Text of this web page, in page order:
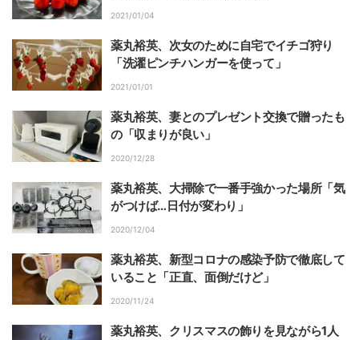
2021/01/04
薬丸裕英、次女のために自宅でイチゴ狩り
「洗濯ピンチハンガーを使って」
2021/01/01
薬丸裕英、妻とのプレゼント交換で贈ったも
の「収まりが良い」
2020/12/28
薬丸裕英、大掃除で一番手強かった場所「気
がつけば…日付が変わり」
2020/12/04
薬丸裕英、新型コロナの感染予防で徹底して
いること「正直、面倒だけど」
2020/11/24
薬丸裕英、クリスマスの飾りを見ながら1人